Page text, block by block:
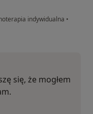
indywidualna •
się, że mogłem